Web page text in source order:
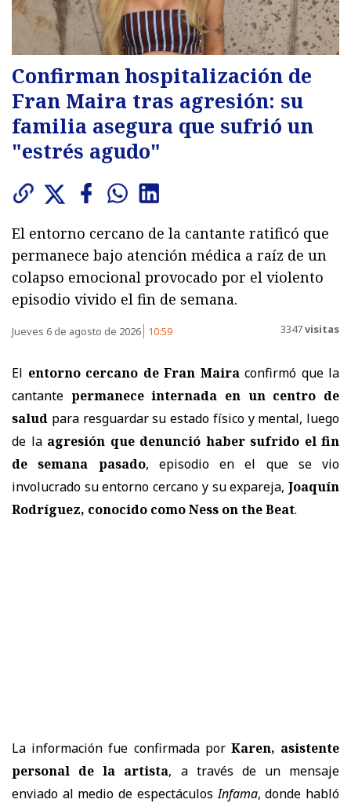
Confirman hospitalización de
Fran Maira tras agresión: su
familia asegura que sufrió un
"estrés agudo"
El entorno cercano de la cantante ratificó que
permanece bajo atención médica a raíz de un
colapso emocional provocado por el violento
episodio vivido el fin de semana.
Jueves 6 de agosto de 2026 10:59 3347visitas
El entorno cercano de Fran Mairaconfirmó que la
cantante permanece internada en un centro de
salud para resguardar su estado físico y mental, luego
de la agresión que denunció haber sufrido el fin
de semana pasado, episodio en el que se vio
involucrado su entorno cercano y su expareja, Joaquín
Rodríguez, conocido como Ness on the Beat.
La información fue confirmada por Karen, asistente
personal de la artista, a través de un mensaje
enviado al medio de espectáculosInfama, donde habló